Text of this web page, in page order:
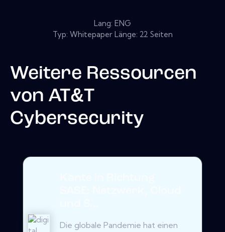
Lang: ENG
Typ: Whitepaper Länge: 22 Seiten
Weitere Ressourcen
von AT&T
Cybersecurity
Die globale Pandemie hat einen